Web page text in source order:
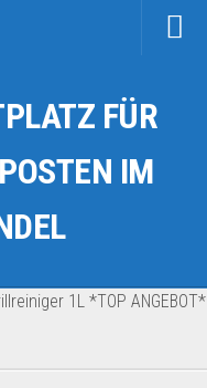
FÜR
IM
1L *TOP ANGEBOT*